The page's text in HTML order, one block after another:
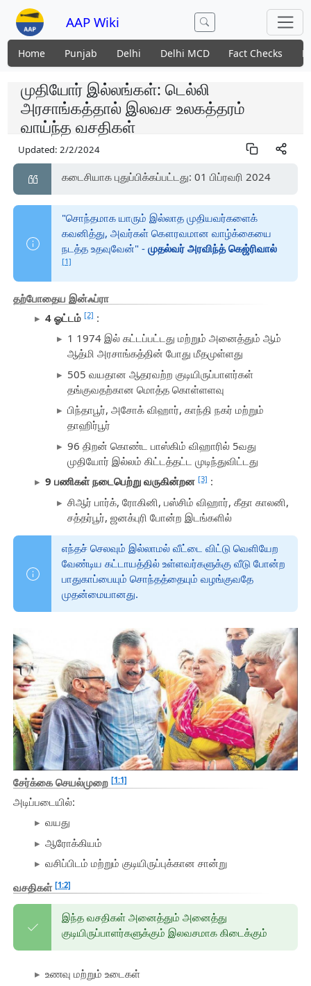
AAP Wiki
Home Punjab Delhi Delhi MCD Fact Checks
முதியோர் இல்லங்கள்: டெல்லி
அரசாங்கத்தால் இலவச உலகத்தரம்
வாய்ந்த வசதிகள்
Updated:2/2/2024
கடைசியாக புதுப்பிக்கப்பட்டது: 01 பிப்ரவரி 2024
"சொந்தமாக யாரும் இல்லாத முதியவர்களைக்
கவனித்து, அவர்கள் கௌரவமான வாழ்க்கையை
நடத்த உதவுவேன்" - முதல்வர் அரவிந்த் கெஜ்ரிவால்
[1]
தற்போதைய இன்ஃப்ரா
4 ஓட்டம் [2]:
1 1974 இல் கட்டப்பட்டது மற்றும் அனைத்தும் ஆம்
ஆத்மி அரசாங்கத்தின் போது மீதமுள்ளது
505 வயதான ஆதரவற்ற குடியிருப்பாளர்கள்
தங்குவதற்கான மொத்த கொள்ளளவு
பிந்தாபூர், அசோக் விஹார், காந்தி நகர் மற்றும்
தாஹிர்பூர்
96 திறன் கொண்ட பாஸ்கிம் விஹாரில் 5வது
முதியோர் இல்லம் கிட்டத்தட்ட முடிந்துவிட்டது
9 பணிகள் நடைபெற்று வருகின்றன [3]:
சிஆர் பார்க், ரோகினி, பஸ்சிம் விஹார், கீதா காலனி,
சத்தர்பூர், ஜனக்புரி போன்ற இடங்களில்
எந்தச் செலவும் இல்லாமல் வீட்டை விட்டு வெளியேற
வேண்டிய கட்டாயத்தில் உள்ளவர்களுக்கு வீடு போன்ற
பாதுகாப்பையும் சொந்தத்தையும் வழங்குவதே
முதன்மையானது.
சேர்க்கை செயல்முறை [1:1]
அடிப்படையில்:
வயது
ஆரோக்கியம்
வசிப்பிடம் மற்றும் குடியிருப்புக்கான சான்று
வசதிகள் [1:2]
இந்த வசதிகள் அனைத்தும் அனைத்து
குடியிருப்பாளர்களுக்கும் இலவசமாக கிடைக்கும்
உணவு மற்றும் உடைகள்